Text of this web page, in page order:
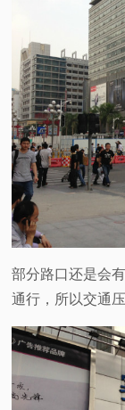
部分路口还是会
通行，所以交通